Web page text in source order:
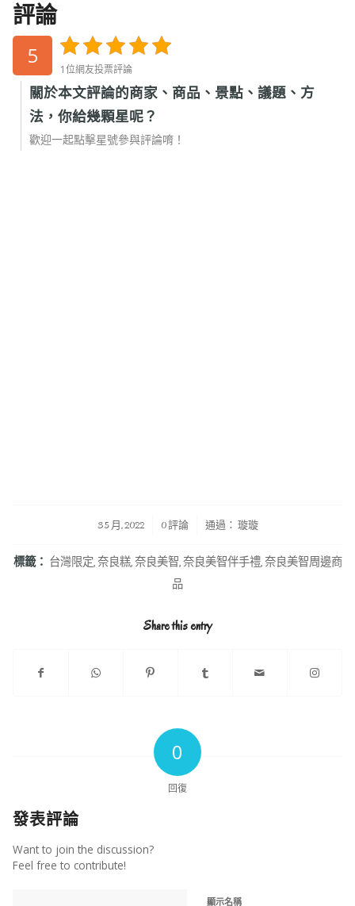
評論
5
1位網友投票評論
關於本文評論的商家、商品、景點、議題、方
法，你給幾顆星呢？
歡迎一起點擊星號參與評論唷！
3 5 月, 2022
/ 0 評論 通過： 璇璇
標籤： 台灣限定,奈良糕,奈良美智,奈良美智伴手禮,奈良美智周邊商
品
Share this entry
0
回復
發表評論
Want to join the discussion?
Feel free to contribute!
顯示名稱